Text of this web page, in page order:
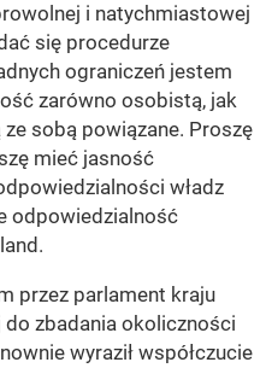
i natychmiastowej
się procedurze
ograniczeń jestem
zarówno osobistą, jak
sobą powiązane. Proszę
mieć jasność
władz
odpowiedzialność
przez parlament kraju
zbadania okoliczności
wyraził współczucie